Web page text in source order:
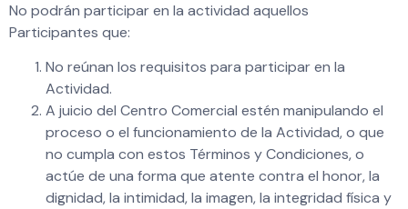
No podrán participar en la actividad aquellos
Participantes que:
No reúnan los requisitos para participar en la
Actividad.
A juicio del Centro Comercial estén manipulando el
proceso o el funcionamiento de la Actividad, o que
no cumpla con estos Términos y Condiciones, o
actúe de una forma que atente contra el honor, la
dignidad, la intimidad, la imagen, la integridad física y